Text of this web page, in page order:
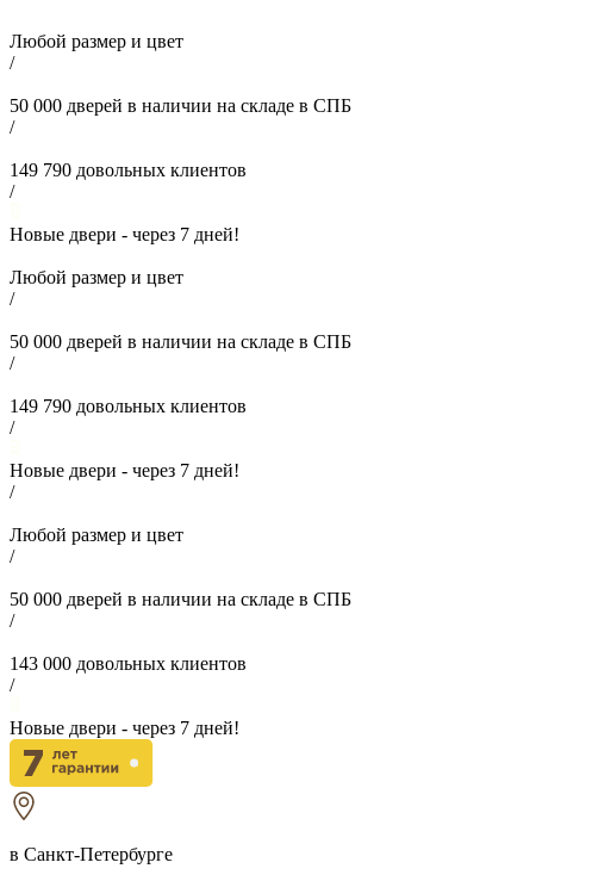
Любой размер и цвет
/
50 000 дверей в наличии на складе в СПБ
/
149 790 довольных клиентов
/
Новые двери - через 7 дней!
Любой размер и цвет
/
50 000 дверей в наличии на складе в СПБ
/
149 790 довольных клиентов
/
Новые двери - через 7 дней!
/
Любой размер и цвет
/
50 000 дверей в наличии на складе в СПБ
/
143 000 довольных клиентов
/
Новые двери - через 7 дней!
в Санкт-Петербурге